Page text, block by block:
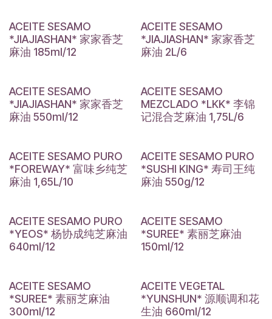
ACEITE SESAMO
*JIAJIASHAN* 家家香芝
麻油 185ml/12
ACEITE SESAMO
*JIAJIASHAN* 家家香芝
麻油 2L/6
ACEITE SESAMO
*JIAJIASHAN* 家家香芝
麻油 550ml/12
ACEITE SESAMO
MEZCLADO *LKK* 李锦
记混合芝麻油 1,75L/6
ACEITE SESAMO PURO
*FOREWAY* 富味乡纯芝
麻油 1,65L/10
ACEITE SESAMO PURO
*SUSHI KING* 寿司王纯
麻油 550g/12
ACEITE SESAMO PURO
*YEOS* 杨协成纯芝麻油
640ml/12
ACEITE SESAMO
*SUREE* 素丽芝麻油
150ml/12
ACEITE SESAMO
*SUREE* 素丽芝麻油
300ml/12
ACEITE VEGETAL
*YUNSHUN* 源顺调和花
生油 660ml/12